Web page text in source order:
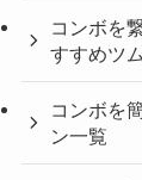
コンボを
すすめツム
コンボを
ン一覧